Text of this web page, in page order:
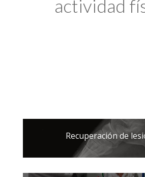
actividad
Recuperación de